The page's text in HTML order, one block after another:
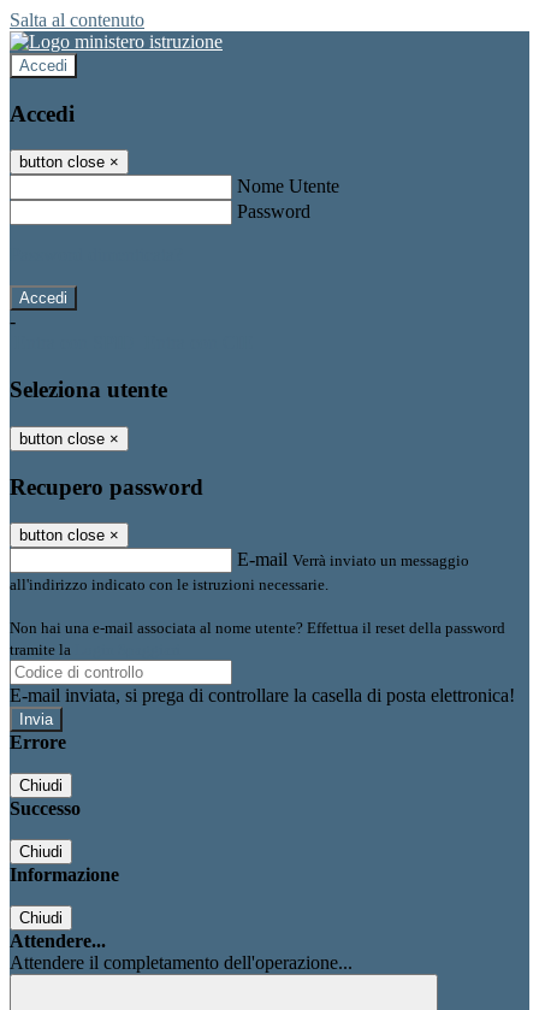
Salta al contenuto
Accedi
Accedi
button close ×
Nome Utente
Password
-
Seleziona utente
button close ×
Recupero password
button close ×
E-mail Verrà inviato un messaggio
all'indirizzo indicato con le istruzioni necessarie.
Non hai una e-mail associata al nome utente? Effettua il reset della password
tramite la
E-mail inviata, si prega di controllare la casella di posta elettronica!
Errore
Chiudi
Successo
Chiudi
Informazione
Chiudi
Attendere...
Attendere il completamento dell'operazione...